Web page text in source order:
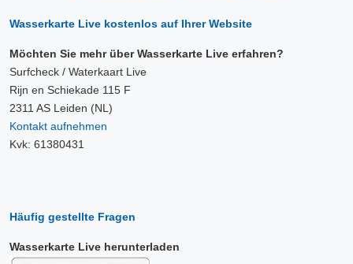
Wasserkarte Live kostenlos auf Ihrer Website
Möchten Sie mehr über Wasserkarte Live erfahren?
Surfcheck / Waterkaart Live
Rijn en Schiekade 115 F
2311 AS Leiden (NL)
Kontakt aufnehmen
Kvk: 61380431
Häufig gestellte Fragen
Wasserkarte Live herunterladen